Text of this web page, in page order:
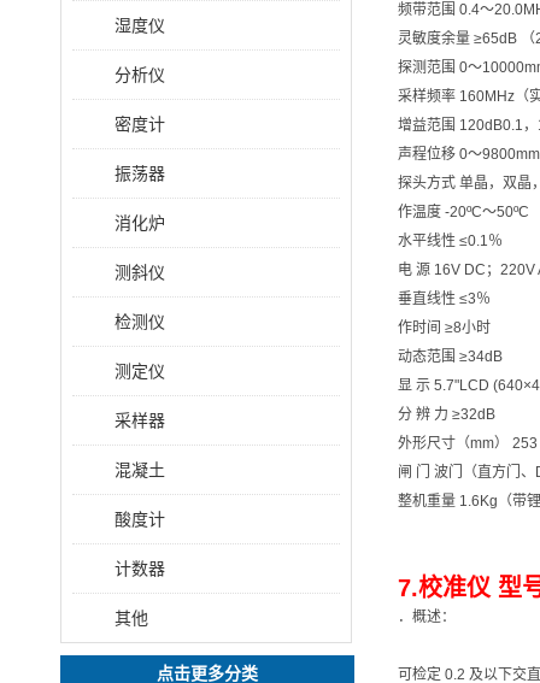
湿度仪
分析仪
密度计
振荡器
消化炉
测斜仪
检测仪
测定仪
采样器
混凝土
酸度计
计数器
其他
点击更多分类
频带范围 0.4～
灵敏度余量 ≥65dB
探测范围 0～
采样频率 160MHz（
增益范围 120dB0.1
声程位移 0～
探头方式 单晶，双晶
作温度 -20ºC～50ºC
水平线性 ≤0.1％
电 源 16V DC；220V
垂直线性 ≤3％
作时间 ≥8小时
动态范围 ≥34dB
显 示 5.7"LCD
分 辨 力 ≥32dB
外形尺寸（mm）
闸 门 波门（直方门
整机重量 1.6Kg（带
7.校准仪 型
．概述：
可检定 0.2 及以下交